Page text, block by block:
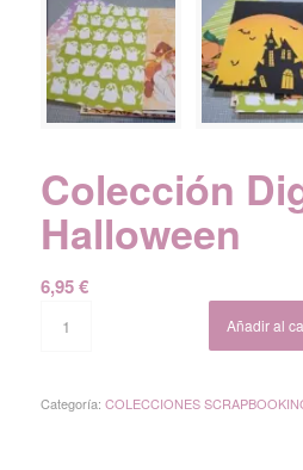
Colección
Halloween
6,95€
Añadir al
Categoría: COLECCIONES